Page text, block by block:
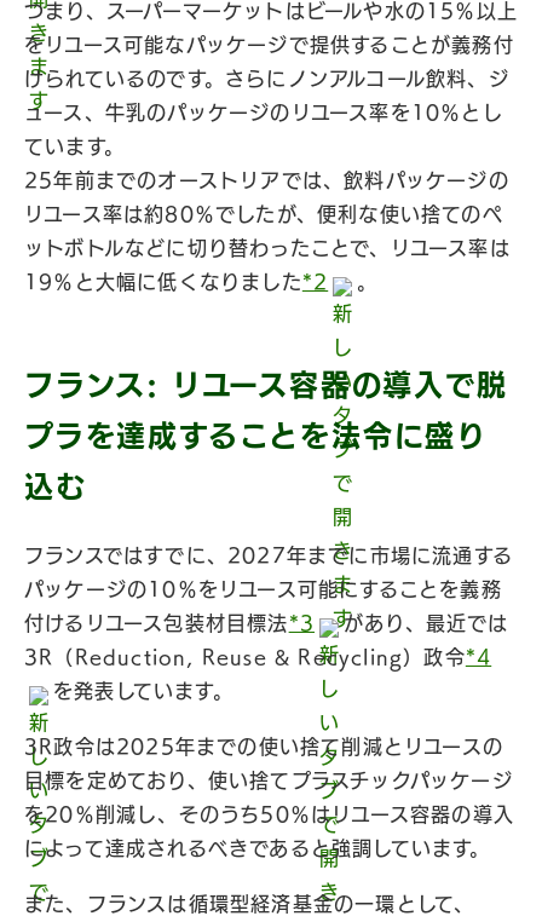
つまり、スーパーマーケットはビールや水の15％以上
をリユース可能なパッケージで提供することが義務付
けられているのです。さらにノンアルコール飲料、ジ
ュース、牛乳のパッケージのリユース率を10％とし
ています。
25年前までのオーストリアでは、飲料パッケージの
リユース率は約80％でしたが、便利な使い捨てのペ
ットボトルなどに切り替わったことで、リユース率は
19％と大幅に低くなりました*2 。
フランス: リユース容器の導入で脱
プラを達成することを法令に盛り
込む
フランスではすでに、2027年までに市場に流通する
パッケージの10％をリユース可能にすることを義務
付けるリユース包装材目標法*3
があり、最近では
3R（Reduction, Reuse & Recycling）政令*4
を発表しています。
3R政令は2025年までの使い捨て削減とリユースの
目標を定めており、使い捨てプラスチックパッケージ
を20％削減し、そのうち50％はリユース容器の導入
によって達成されるべきであると強調しています。
また、フランスは循環型経済基金の一環として、